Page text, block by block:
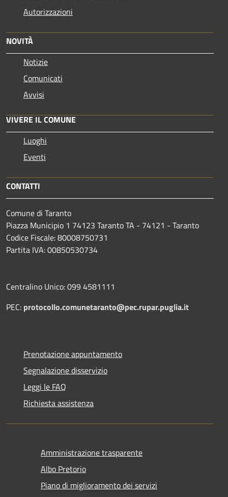
Autorizzazioni
NOVITÀ
Notizie
Comunicati
Avvisi
VIVERE IL COMUNE
Luoghi
Eventi
CONTATTI
Comune di Taranto
Piazza Municipio 1 74123 Taranto TA - 74121 - Taranto
Codice Fiscale: 80008750731
Partita IVA: 00850530734
Centralino Unico: 099 4581111
PEC: protocollo.comunetaranto@pec.rupar.puglia.it
Prenotazione appuntamento
Segnalazione disservizio
Leggi le FAQ
Richiesta assistenza
Amministrazione trasparente
Albo Pretorio
Piano di miglioramento dei servizi